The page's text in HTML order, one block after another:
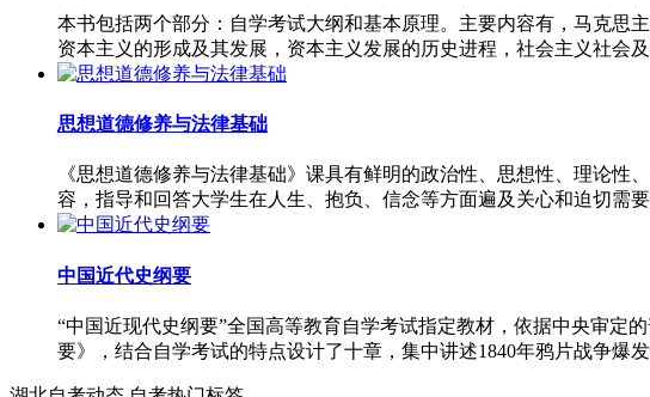
本书包括两个部分：自学考试大纲和基本原理。主要内容有，马克思
资本主义的形成及其发展，资本主义发展的历史进程，社会主义社会
思想道德修养与法律基础
《思想道德修养与法律基础》课具有鲜明的政治性、思想性、理论
容，指导和回答大学生在人生、抱负、信念等方面遍及关心和迫切需要
中国近代史纲要
“中国近现代史纲要”全国高等教育自学考试指定教材，依据中央审定
要》，结合自学考试的特点设计了十章，集中讲述1840年鸦片战争爆